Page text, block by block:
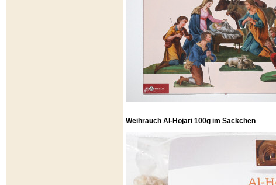
Weihrauch Al-Hojari 100g im Säckchen